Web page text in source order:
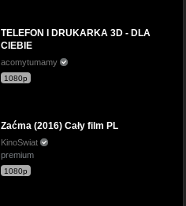
TELEFON I DRUKARKA 3D - DLA
CIEBIE
acomytumamy
1080p
Zaćma (2016) Cały film PL
KinoSwiat
premium
1080p